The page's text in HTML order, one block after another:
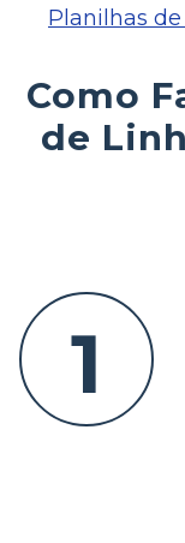
Planilhas
Como
de
1